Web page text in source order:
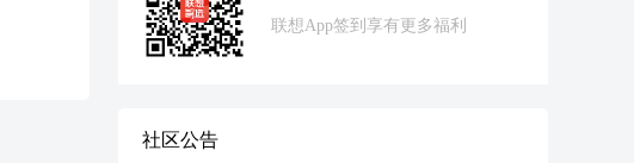
联想App签到享有更多福利
社区公告